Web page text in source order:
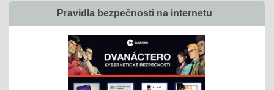
Pravidla bezpečnosti na internetu